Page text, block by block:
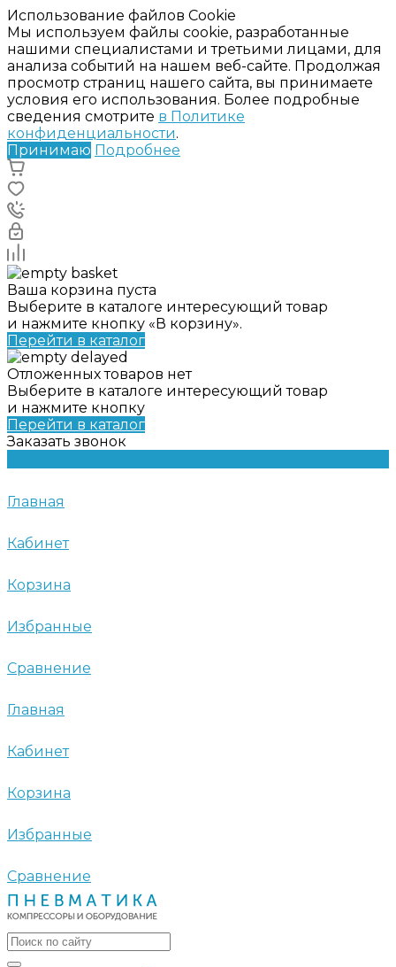
Использование файлов Cookie
Мы используем файлы cookie, разработанные
нашими специалистами и третьими лицами, для
анализа событий на нашем веб-сайте. Продолжая
просмотр страниц нашего сайта, вы принимаете
условия его использования. Более подробные
сведения смотрите в Политике
конфиденциальности.
Принимаю Подробнее
Ваша корзина пуста
Выберите в каталоге интересующий товар
и нажмите кнопку «В корзину».
Перейти в каталог
Отложенных товаров нет
Выберите в каталоге интересующий товар
и нажмите кнопку
Перейти в каталог
Заказать звонок
Главная
Кабинет
Корзина
Избранные
Сравнение
Главная
Кабинет
Корзина
Избранные
Сравнение